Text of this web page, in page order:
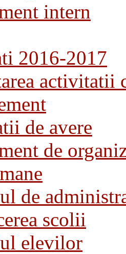
intern
2016-2017
activitatii
de avere
de
de
scolii
elevilor